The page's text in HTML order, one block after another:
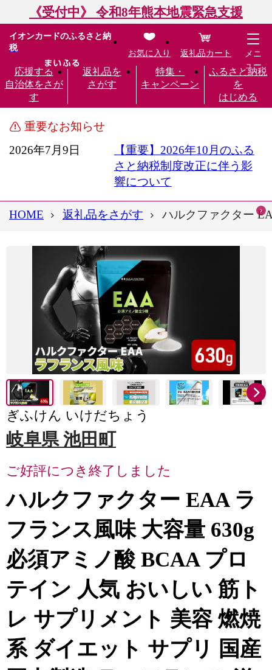
《受付中》 令和8年熊本地震緊急支援
イオンカードのふるさと納
税
応援する
自治体をさが
す
返礼品を
さがす
特集・
キャンペーン
ふるさと納税
を
はじめる
お気に入り 返礼品カート
メニ
ュー
重要なお知らせ
2026年7月9日
【重要】2026年10月のふる
さと納税制度改正に伴う影
響について
HOME 返礼品をさがす ハルクファクター
ぎふけん いけだちょう
岐阜県 池田町
ご好評につき終了しました
ハルクファクター EAA ラ
フランス風味 大容量 630g
必須アミノ酸 BCAA プロ
テイン 人気 おいしい 筋ト
レ サプリメント 美容 燃焼
系 ダイエット サプリ 国産